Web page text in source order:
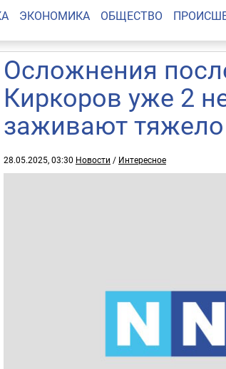
ЭКОНОМИКА ОБЩЕСТВО
Осложнения
Киркоров уже 2
заживают тяжело
28.05.2025, 03:30 Новости / Интересное